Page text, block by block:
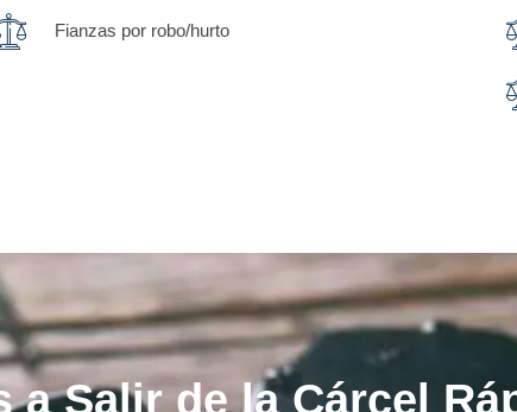
Fianzas por robo/hurto
a Salir de la Cárcel